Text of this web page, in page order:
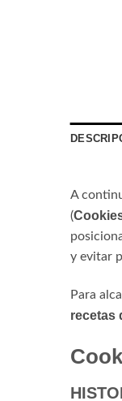
A
(
y evitar
Para
recetas